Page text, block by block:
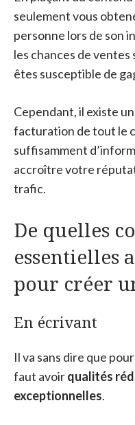
seulement vous
personne lors de son
les chances de
êtes susceptible de
Cependant, il existe
facturation de tout le
suffisamment
accroître votre
trafic.
De quelles
essentielles
pour créer
En écrivant
Il va sans dire que
faut avoirqualités
exceptionnelles.